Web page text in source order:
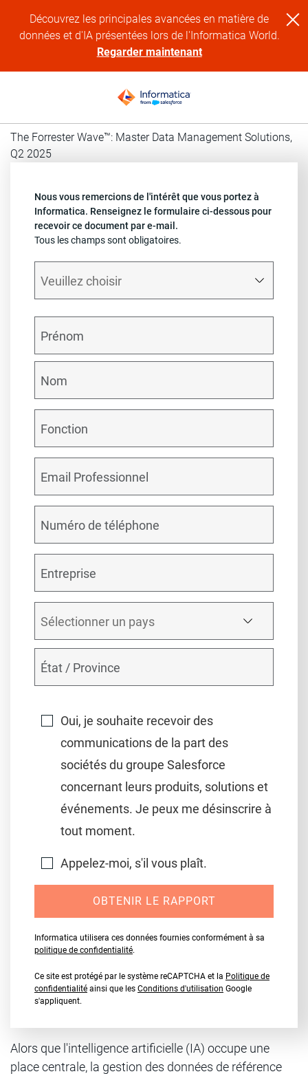
Découvrez les principales avancées en matière de
données et d'IA présentées lors de l'Informatica World.
Regarder maintenant
The Forrester Wave™: Master Data Management Solutions,
Q2 2025
Alors que l'intelligence artificielle (IA) occupe une
place centrale, la gestion des données de référence
Nous vous remercions de l'intérêt que vous portez à
Informatica. Renseignez le formulaire ci-dessous pour
recevoir ce document par e-mail.
Tous les champs sont obligatoires.
Oui, je souhaite recevoir des
communications de la part des
sociétés du groupe Salesforce
concernant leurs produits, solutions et
événements. Je peux me désinscrire à
tout moment.
Appelez-moi, s'il vous plaît.
OBTENIR LE RAPPORT
Informatica utilisera ces données fournies conformément à sa
politique de confidentialité.
Ce site est protégé par le système reCAPTCHA et la Politique de
confidentialité ainsi que les Conditions d'utilisation Google
s'appliquent.